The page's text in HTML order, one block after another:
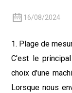
16/08/2024
1. Plage de
C'est le
choix d'une
Lorsque nous